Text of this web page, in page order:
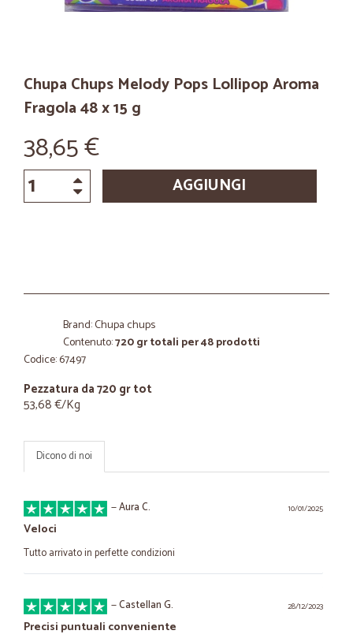
Chupa Chups Melody Pops Lollipop Aroma
Fragola 48 x 15 g
38,65 €
AGGIUNGI
Brand: Chupa chups
Contenuto:720 gr totali per 48 prodotti
Codice: 67497
Pezzatura da 720 gr tot
53,68 €/Kg
Dicono di noi
10/01/2025
—Aura C.
Veloci
Tutto arrivato in perfette condizioni
28/12/2023
—Castellan G.
Precisi puntuali conveniente